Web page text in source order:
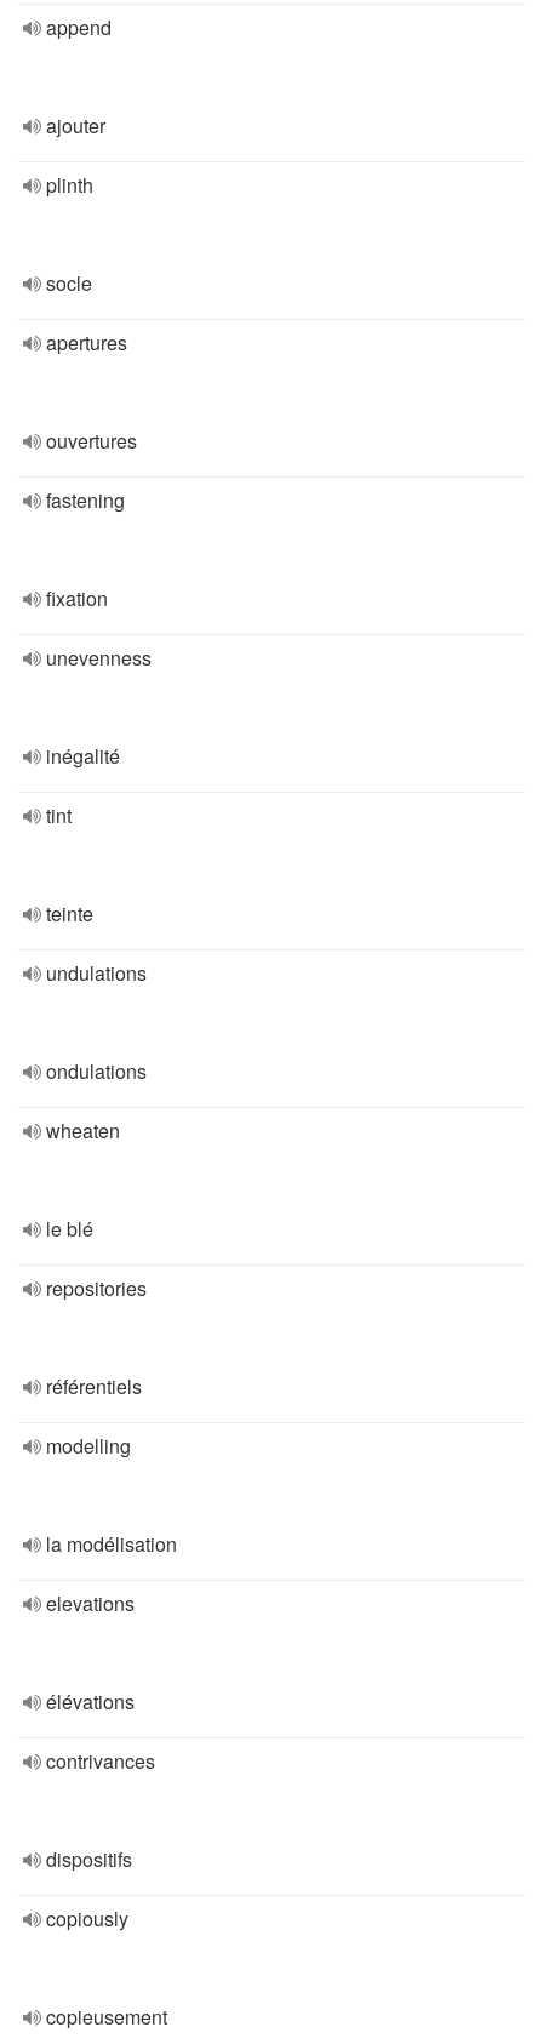
append
ajouter
plinth
socle
apertures
ouvertures
fastening
fixation
unevenness
inégalité
tint
teinte
undulations
ondulations
wheaten
le blé
repositories
référentiels
modelling
la modélisation
elevations
élévations
contrivances
dispositifs
copiously
copieusement